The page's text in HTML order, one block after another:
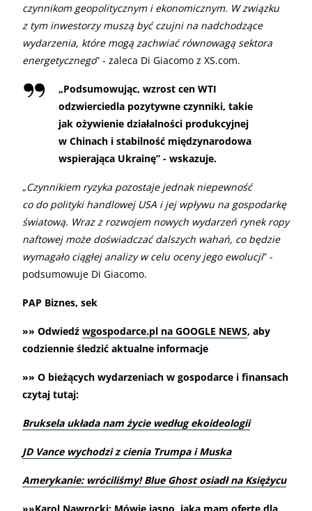
czynnikom geopolitycznym i ekonomicznym. W związku
z tym inwestorzy muszą być czujni na nadchodzące
wydarzenia, które mogą zachwiać równowagą sektora
energetycznego” - zaleca Di Giacomo z XS.com.
„Podsumowując, wzrost cen WTI
odzwierciedla pozytywne czynniki, takie
jak ożywienie działalności produkcyjnej
w Chinach i stabilność międzynarodowa
wspierająca Ukrainę” - wskazuje.
„Czynnikiem ryzyka pozostaje jednak niepewność
co do polityki handlowej USA i jej wpływu na gospodarkę
światową. Wraz z rozwojem nowych wydarzeń rynek ropy
naftowej może doświadczać dalszych wahań, co będzie
wymagało ciągłej analizy w celu oceny jego ewolucji” -
podsumowuje Di Giacomo.
PAP Biznes, sek
»» Odwiedź wgospodarce.pl na GOOGLE NEWS, aby
codziennie śledzić aktualne informacje
»» O bieżących wydarzeniach w gospodarce i finansach
czytaj tutaj:
Bruksela układa nam życie według ekoideologii
JD Vance wychodzi z cienia Trumpa i Muska
Amerykanie: wróciliśmy! Blue Ghost osiadł na Księżycu